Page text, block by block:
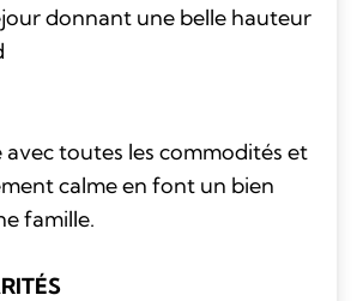
donnant une belle hauteur
avec toutes les commodités et
calme en font un bien
famille.